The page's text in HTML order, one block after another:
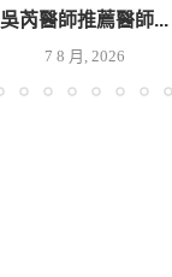
吳芮醫師推薦醫師...
7 8 月, 2026